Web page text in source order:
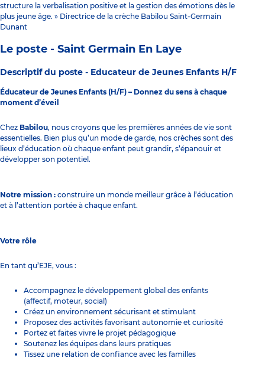
structure la verbalisation positive et la gestion des émotions dès le
plus jeune âge. » Directrice de la crèche Babilou Saint-Germain
Dunant
Le poste - Saint Germain En Laye
Descriptif du poste - Educateur de Jeunes Enfants H/F
Éducateur de Jeunes Enfants (H/F) – Donnez du sens à chaque
moment d’éveil
Chez Babilou, nous croyons que les premières années de vie sont
essentielles. Bien plus qu’un mode de garde, nos crèches sont des
lieux d’éducation où chaque enfant peut grandir, s’épanouir et
développer son potentiel.
Notre mission : construire un monde meilleur grâce à l’éducation
et à l’attention portée à chaque enfant.
Votre rôle
En tant qu’EJE, vous :
Accompagnez le développement global des enfants
(affectif, moteur, social)
Créez un environnement sécurisant et stimulant
Proposez des activités favorisant autonomie et curiosité
Portez et faites vivre le projet pédagogique
Soutenez les équipes dans leurs pratiques
Tissez une relation de confiance avec les familles